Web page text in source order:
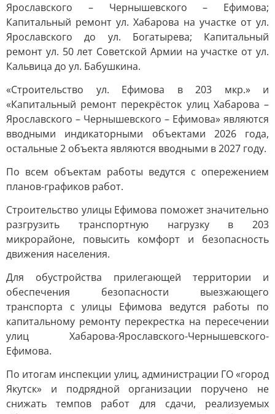
Ярославского – Чернышевского – Ефимова;
Капитальный ремонт ул. Хабарова на участке от ул.
Ярославского до ул. Богатырева; Капитальный
ремонт ул. 50 лет Советской Армии на участке от ул.
Кальвица до ул. Бабушкина.
«Строительство ул. Ефимова в 203 мкр.» и
«Капитальный ремонт перекрёсток улиц Хабарова –
Ярославского – Чернышевского – Ефимова» являются
вводными индикаторными объектами 2026 года,
остальные 2 объекта являются вводными в 2027 году.
По всем объектам работы ведутся с опережением
планов-графиков работ.
Строительство улицы Ефимова поможет значительно
разгрузить транспортную нагрузку в 203
микрорайоне, повысить комфорт и безопасность
движения населения.
Для обустройства прилегающей территории и
обеспечения безопасности выезжающего
транспорта с улицы Ефимова ведутся работы по
капитальному ремонту перекрестка на пересечении
улиц Хабарова-Ярославского-Чернышевского-
Ефимова.
По итогам инспекции улиц, администрации ГО «город
Якутск» и подрядной организации поручено не
снижать темпов работ для сдачи, реализуемых